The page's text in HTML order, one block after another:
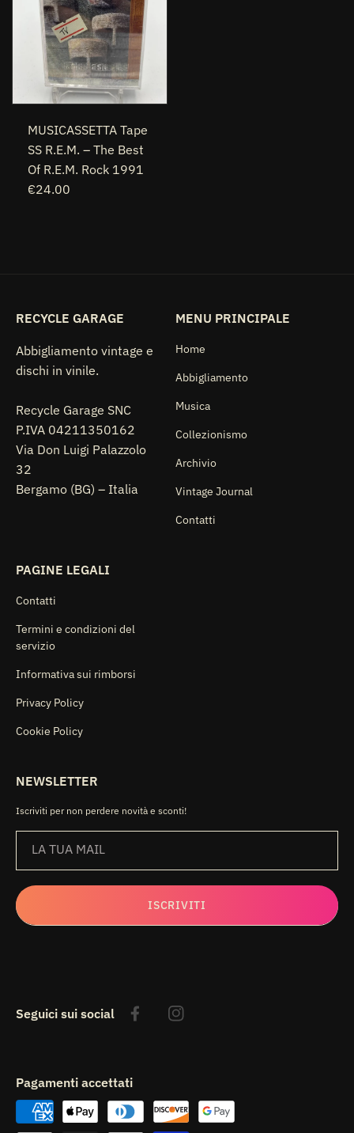
MUSICASSETTA Tape
SS R.E.M. – The Best
Of R.E.M. Rock 1991
€24.00
RECYCLE GARAGE
Abbigliamento vintage e
dischi in vinile.
Recycle Garage SNC
P.IVA 04211350162
Via Don Luigi Palazzolo
32
Bergamo (BG) – Italia
MENU PRINCIPALE
Home
Abbigliamento
Musica
Collezionismo
Archivio
Vintage Journal
Contatti
PAGINE LEGALI
Contatti
Termini e condizioni del
servizio
Informativa sui rimborsi
Privacy Policy
Cookie Policy
NEWSLETTER
Iscriviti per non perdere novità e sconti!
LA TUA MAIL
ISCRIVITI
Seguici sui social FacebookInstagram
Pagamenti accettati
Metodi
di